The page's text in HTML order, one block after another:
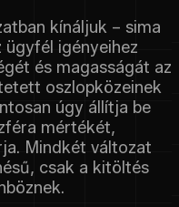
kínáljuk – sima
igényeihez
és magasságát az
oszlopközeinek
úgy állítja be
mértékét,
Mindkét változat
csak a kitöltés